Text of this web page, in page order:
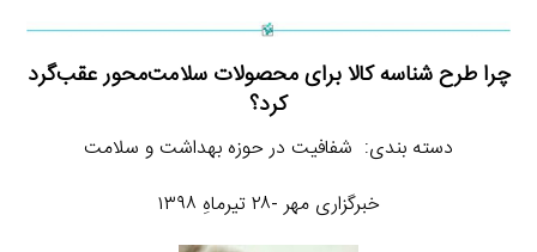
چرا طرح شناسه کالا برای محصولات سلامت‌محور عقب‌گرد
کرد؟
دسته بندی: شفافیت در حوزه بهداشت و سلامت
خبرگزاری مهر -۲۸ تیرماهِ ۱۳۹۸